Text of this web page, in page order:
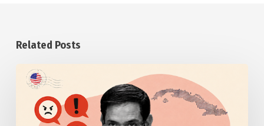
Related Posts
Anuncia
Estados
Unidos